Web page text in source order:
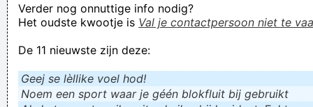
Verder nog onnuttige info nodig?
Het oudste kwootje is Val je contactpersoon niet te
De 11 nieuwste zijn deze:
Geej se lèllike voel hod!
Noem een sport waar je géén blokfluit bij gebruikt